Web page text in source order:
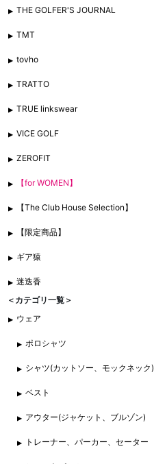
THE GOLFER'S JOURNAL
TMT
tovho
TRATTO
TRUE linkswear
VICE GOLF
ZEROFIT
【for WOMEN】
【The Club House Selection】
【限定商品】
ギア猿
迷迭香
＜カテゴリ一覧＞
ウェア
ポロシャツ
シャツ(カットソー、モックネック)
ベスト
アウター(ジャケット、ブルゾン)
トレーナー、パーカー、セーター